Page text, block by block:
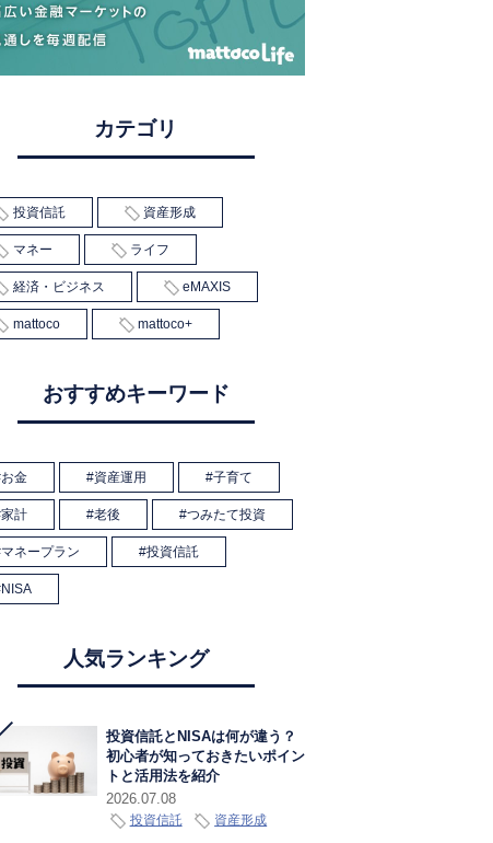
カテゴリ
投資信託 資産形成
マネー ライフ
経済・ビジネス eMAXIS
mattoco mattoco+
おすすめキーワード
お金 資産運用 子育て
家計 老後 つみたて投資
マネープラン 投資信託
NISA
人気ランキング
投資信託とNISAは何が違う？
初心者が知っておきたいポイン
トと活用法を紹介
2026.07.08
投資信託 資産形成